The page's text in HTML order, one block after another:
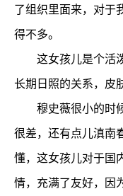
了组织里面来，对于
得不多。
这女孩儿是个活泼
长期日照的关系，皮
穆史薇很小的时候
很差，还有点儿滇南
懂，这女孩儿对于国
情，充满了友好，因